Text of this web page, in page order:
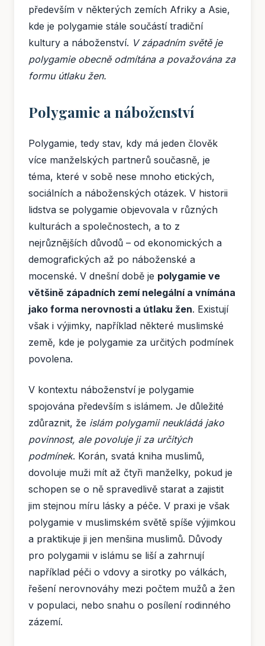
především v některých zemích Afriky a Asie,
kde je polygamie stále součástí tradiční
kultury a náboženství. V západním světě je
polygamie obecně odmítána a považována za
formu útlaku žen.
Polygamie a náboženství
Polygamie, tedy stav, kdy má jeden člověk
více manželských partnerů současně, je
téma, které v sobě nese mnoho etických,
sociálních a náboženských otázek. V historii
lidstva se polygamie objevovala v různých
kulturách a společnostech, a to z
nejrůznějších důvodů – od ekonomických a
demografických až po náboženské a
mocenské. V dnešní době je polygamie ve
většině západních zemí nelegální a vnímána
jako forma nerovnosti a útlaku žen. Existují
však i výjimky, například některé muslimské
země, kde je polygamie za určitých podmínek
povolena.
V kontextu náboženství je polygamie
spojována především s islámem. Je důležité
zdůraznit, že islám polygamii neukládá jako
povinnost, ale povoluje ji za určitých
podmínek. Korán, svatá kniha muslimů,
dovoluje muži mít až čtyři manželky, pokud je
schopen se o ně spravedlivě starat a zajistit
jim stejnou míru lásky a péče. V praxi je však
polygamie v muslimském světě spíše výjimkou
a praktikuje ji jen menšina muslimů. Důvody
pro polygamii v islámu se liší a zahrnují
například péči o vdovy a sirotky po válkách,
řešení nerovnováhy mezi počtem mužů a žen
v populaci, nebo snahu o posílení rodinného
zázemí.